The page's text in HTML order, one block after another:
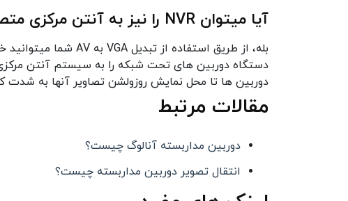
آیا میتوان NVR را نیز به آنتن مرکزی متصل کرد؟
بله، از طریق استفاده از تبدیل VGA به AV شما میتوانید خروجی دیجیتال دستگاه
دستگاه دوربین های تحت شبکه را به سیستم آنتن
دوربین ها تا محل نمایش روزولشن تصاویر آنها به
مقالات مرتبط
دوربین مداربسته آنالوگ چیست؟
انتقال تصویر دوربین مداربسته چیست؟